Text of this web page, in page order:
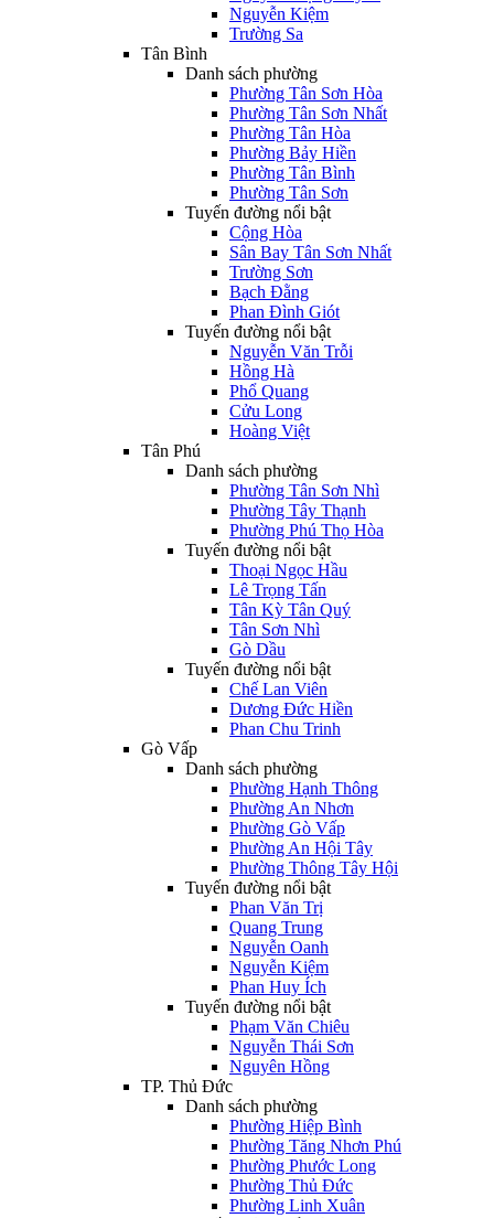
Nguyễn Kiệm
Trường Sa
Tân Bình
Danh sách phường
Phường Tân Sơn Hòa
Phường Tân Sơn Nhất
Phường Tân Hòa
Phường Bảy Hiền
Phường Tân Bình
Phường Tân Sơn
Tuyến đường nổi bật
Cộng Hòa
Sân Bay Tân Sơn Nhất
Trường Sơn
Bạch Đằng
Phan Đình Giót
Tuyến đường nổi bật
Nguyễn Văn Trỗi
Hồng Hà
Phổ Quang
Cửu Long
Hoàng Việt
Tân Phú
Danh sách phường
Phường Tân Sơn Nhì
Phường Tây Thạnh
Phường Phú Thọ Hòa
Tuyến đường nổi bật
Thoại Ngọc Hầu
Lê Trọng Tấn
Tân Kỳ Tân Quý
Tân Sơn Nhì
Gò Dầu
Tuyến đường nổi bật
Chế Lan Viên
Dương Đức Hiền
Phan Chu Trinh
Gò Vấp
Danh sách phường
Phường Hạnh Thông
Phường An Nhơn
Phường Gò Vấp
Phường An Hội Tây
Phường Thông Tây Hội
Tuyến đường nổi bật
Phan Văn Trị
Quang Trung
Nguyễn Oanh
Nguyễn Kiệm
Phan Huy Ích
Tuyến đường nổi bật
Phạm Văn Chiêu
Nguyễn Thái Sơn
Nguyên Hồng
TP. Thủ Đức
Danh sách phường
Phường Hiệp Bình
Phường Tăng Nhơn Phú
Phường Phước Long
Phường Thủ Đức
Phường Linh Xuân